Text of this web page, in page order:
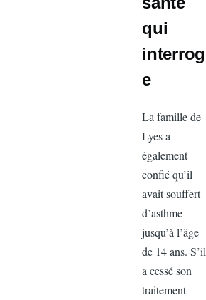
qui
La famille
Lyes a
également
confié qu’il
avait
d’asthme
jusqu’à
de 14 ans.
a cessé son
traitement